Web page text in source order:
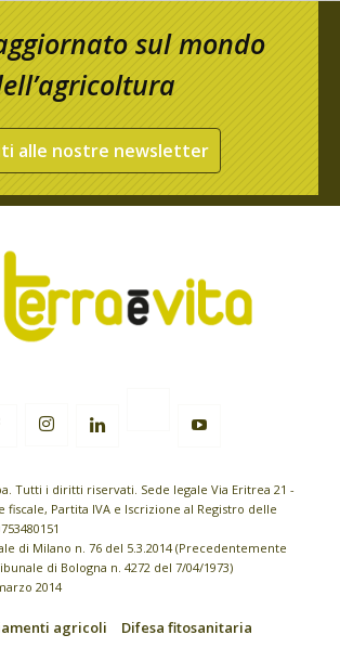
sul mondo
alle nostre newsletter
Tutti i diritti riservati. Sede legale Via Eritrea 21 -
fiscale, Partita IVA e Iscrizione al Registro delle
di Milano n. 76 del 5.3.2014 (Precedentemente
di Bologna n. 4272 del 7/04/1973)
2014
agricoli
Difesa fitosanitaria